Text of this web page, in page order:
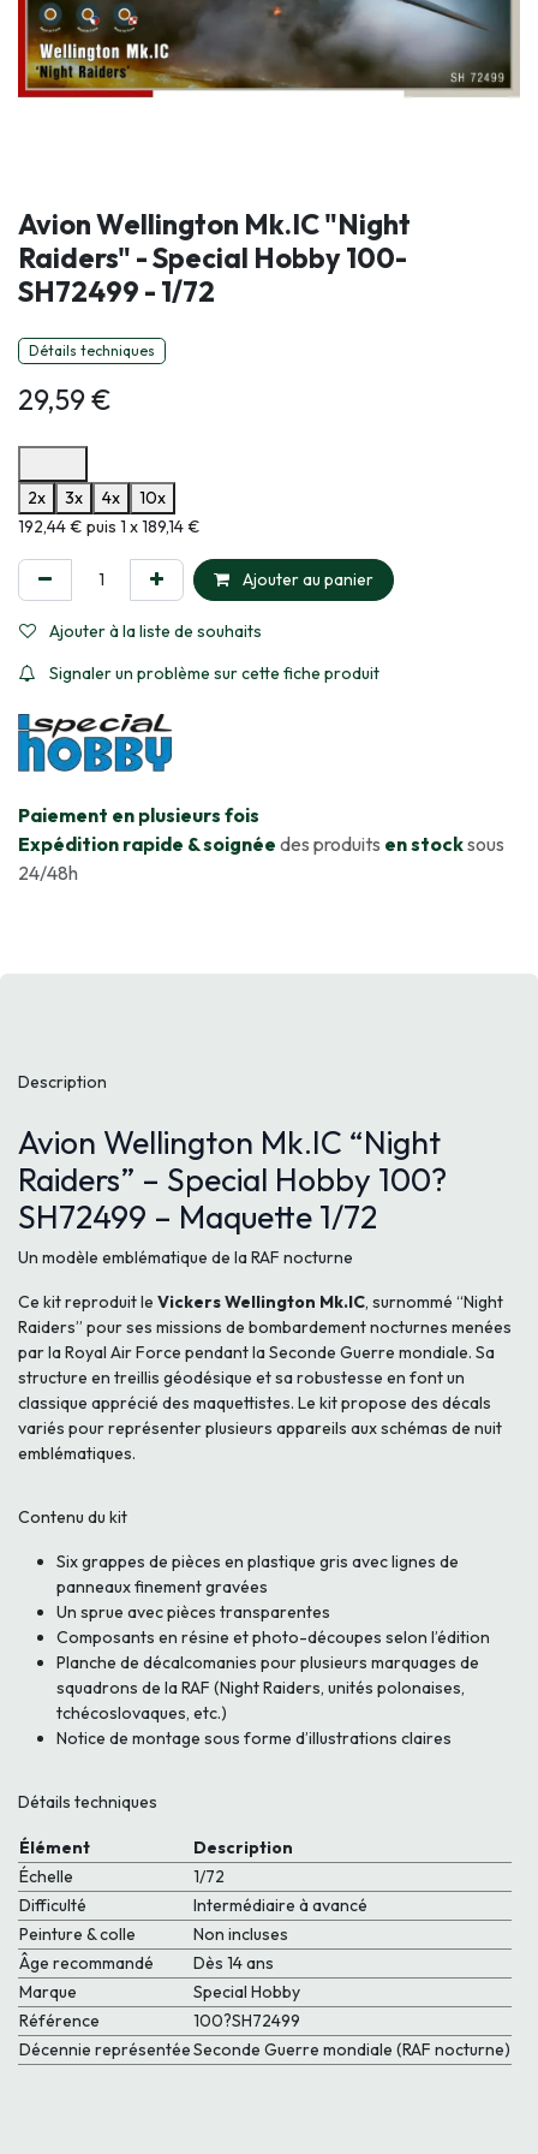
Avion Wellington Mk.IC "Night
Raiders" - Special Hobby 100-
SH72499 - 1/72
Détails techniques
29,59€
2x
3x 4x
10x
Informations sur le plan de paiement sélectionné
192,44 € puis 1 x 189,14 €
Ajouter au panier
Ajouter à la liste de souhaits
Signaler un problème sur cette fiche produit
​Paiement en plusieurs fois
Expédition rapide & soignée des produits en stocksous
24/48h
Description
Avion Wellington Mk.IC “Night
Raiders” – Special Hobby 100?
SH72499 – Maquette 1/72
Un modèle emblématique de la RAF nocturne
Ce kit reproduit le Vickers Wellington Mk.IC, surnommé “Night
Raiders” pour ses missions de bombardement nocturnes menées
par la Royal Air Force pendant la Seconde Guerre mondiale. Sa
structure en treillis géodésique et sa robustesse en font un
classique apprécié des maquettistes. Le kit propose des décals
variés pour représenter plusieurs appareils aux schémas de nuit
emblématiques.
Contenu du kit
Six grappes de pièces en plastique gris avec lignes de
panneaux finement gravées
Un sprue avec pièces transparentes
Composants en résine et photo-découpes selon l’édition
Planche de décalcomanies pour plusieurs marquages de
squadrons de la RAF (Night Raiders, unités polonaises,
tchécoslovaques, etc.)
Notice de montage sous forme d’illustrations claires
Détails techniques
Élément
Description
Échelle
1/72
Difficulté
Intermédiaire à avancé
Peinture & colle
Non incluses
Âge recommandé
Dès 14 ans
Marque
Special Hobby
Référence
100?SH72499
Décennie représentéeSeconde Guerre mondiale (RAF nocturne)